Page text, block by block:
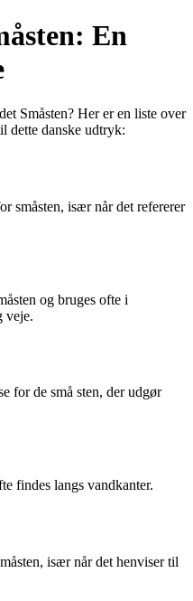
En
Småsten? Her er en liste over
dette danske udtryk:
småsten, især når det refererer
og bruges ofte i
veje.
for de små sten, der udgør
findes langs vandkanter.
især når det henviser til